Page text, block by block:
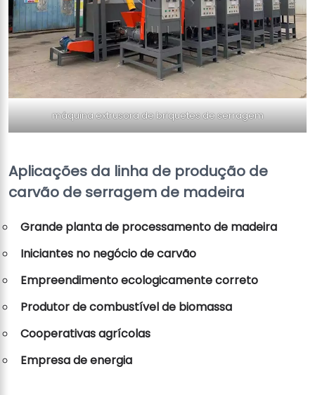
máquina extrusora de briquetes de serragem
Aplicações da linha de produção de
carvão de serragem de madeira
Grande planta de processamento de madeira
Iniciantes no negócio de carvão
Empreendimento ecologicamente correto
Produtor de combustível de biomassa
Cooperativas agrícolas
Empresa de energia